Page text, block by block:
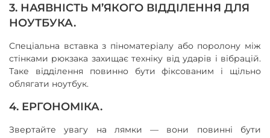
3. НАЯВНІСТЬ М’ЯКОГО ВІДДІЛЕННЯ ДЛЯ
НОУТБУКА.
Спеціальна вставка з піноматеріалу або поролону між
стінками рюкзака захищає техніку від ударів і вібрацій.
Таке відділення повинно бути фіксованим і щільно
облягати ноутбук.
4. ЕРГОНОМІКА.
Звертайте увагу на лямки — вони повинні бути